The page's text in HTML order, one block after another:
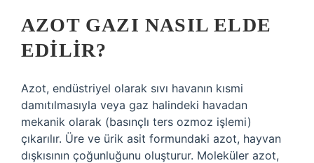
AZOT GAZI NASIL ELDE
EDILIR?
Azot, endüstriyel olarak sıvı havanın kısmi
damıtılmasıyla veya gaz halindeki havadan
mekanik olarak (basınçlı ters ozmoz işlemi)
çıkarılır. Üre ve ürik asit formundaki azot, hayvan
dışkısının çoğunluğunu oluşturur. Moleküler azot,